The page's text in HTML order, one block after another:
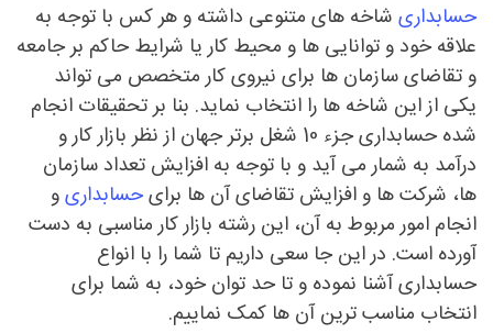
حسابداری شاخه های متنوعی داشته و هر کس با توجه به
علاقه خود و توانایی ها و محیط کار یا شرایط حاکم بر جامعه
و تقاضای سازمان ها برای نیروی کار متخصص می تواند
یکی از این شاخه ها را انتخاب نماید. بنا بر تحقیقات انجام
شده حسابداری جزء 10 شغل برتر جهان از نظر بازار کار و
درآمد به شمار می آید و با توجه به افزایش تعداد سازمان
ها، شرکت ها و افزایش تقاضای آن ها برایحسابداریو
انجام امور مربوط به آن، این رشته بازار کار مناسبی به دست
آورده است. در این جا سعی داریم تا شما را با انواع
حسابداری آشنا نموده و تا حد توان خود، به شما برای
انتخاب مناسب ترین آن ها کمک نماییم.